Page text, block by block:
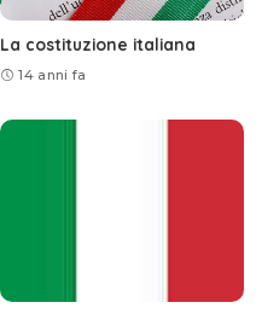
La costituzione italiana
14 anni fa